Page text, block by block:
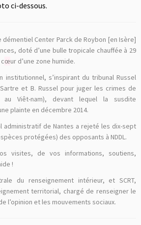
ci-dessous.
démentiel Center Parck de Roybon [en Isère]
doté d’une bulle tropicale chauffée à 29
œur d’une zone humide.
institutionnel, s’inspirant du tribunal Russel
et B. Russel pour juger les crimes de
au Viêt-nam), devant lequel la susdite
plainte en décembre 2014.
administratif de Nantes a rejeté les dix-sept
protégées) des opposants à NDDL.
visites, de vos informations, soutiens,
!
du renseignement intérieur, et SCRT,
territorial, chargé de renseigner le
l’opinion et les mouvements sociaux.